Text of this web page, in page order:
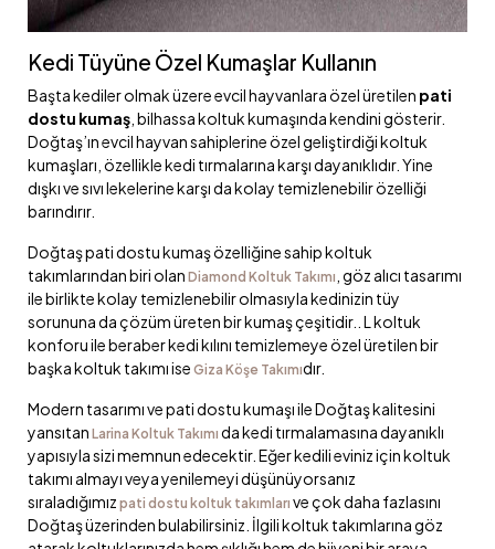
Kedi Tüyüne Özel Kumaşlar Kullanın
Başta kediler olmak üzere evcil hayvanlara özel üretilen pati
dostu kumaş , bilhassa koltuk kumaşında kendini gösterir.
Doğtaş’ın evcil hayvan sahiplerine özel geliştirdiği koltuk
kumaşları, özellikle kedi tırmalarına karşı dayanıklıdır. Yine
dışkı ve sıvı lekelerine karşı da kolay temizlenebilir özelliği
barındırır.
Doğtaş pati dostu kumaş özelliğine sahip koltuk
takımlarından biri olan Diamond Koltuk Takımı , göz alıcı tasarımı
ile birlikte kolay temizlenebilir olmasıyla kedinizin tüy
sorununa da çözüm üreten bir kumaş çeşitidir.. L koltuk
konforu ile beraber kedi kılını temizlemeye özel üretilen bir
başka koltuk takımı ise Giza Köşe Takımıdır.
Modern tasarımı ve pati dostu kumaşı ile Doğtaş kalitesini
yansıtan Larina Koltuk Takımı da kedi tırmalamasına dayanıklı
yapısıyla sizi memnun edecektir. Eğer kedili eviniz için koltuk
takımı almayı veya yenilemeyi düşünüyorsanız
sıraladığımız pati dostu koltuk takımları ve çok daha fazlasını
Doğtaş üzerinden bulabilirsiniz. İlgili koltuk takımlarına göz